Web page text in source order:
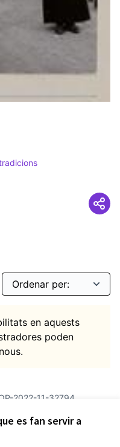
es fan servir a
Indians
filtrar per: Festes i tradicions
en aquests
poden
2022-11-32794
digital